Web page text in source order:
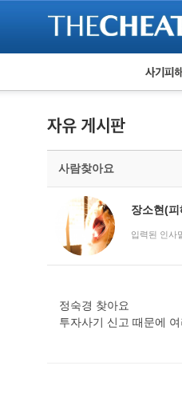
피해사례
유해사
비공
워킹
사람찾아요
장소현(
입력된 인사
정숙경 찾아요
투자사기 신고 때문에